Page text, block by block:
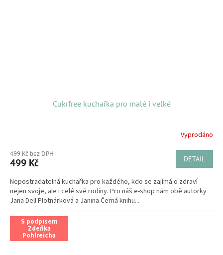
Cukrfree kuchařka pro malé i velké
Vyprodáno
499 Kč bez DPH
499 Kč DETAIL
Nepostradatelná kuchařka pro každého, kdo se zajímá o zdraví
nejen svoje, ale i celé své rodiny. Pro náš e-shop nám obě autorky
Jana Dell Plotnárková a Janina Černá knihu...
S podpisem
Zdeňka
Pohlreicha